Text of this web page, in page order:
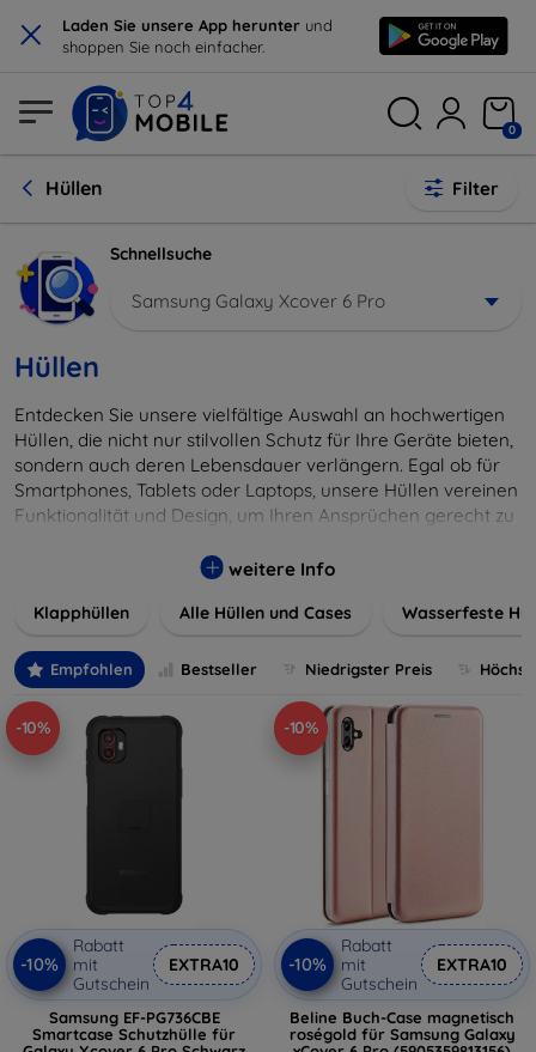
× Laden Sie unsere App herunter und
shoppen Sie noch einfacher.
0
Hüllen Filter
Schnellsuche
Samsung Galaxy Xcover 6 Pro
Hüllen
Entdecken Sie unsere vielfältige Auswahl an hochwertigen
Hüllen, die nicht nur stilvollen Schutz für Ihre Geräte bieten,
sondern auch deren Lebensdauer verlängern. Egal ob für
Smartphones, Tablets oder Laptops, unsere Hüllen vereinen
Funktionalität und Design, um Ihren Ansprüchen gerecht zu
Farben, um Ihren persönlichen Stil perfekt zu
weitere Info
Klapphüllen Alle Hüllen und Cases Wasserfeste
Empfohlen Bestseller Niedrigster Preis
-10%
-10%
Rabatt
mit
Gutschein
EXTRA10
Samsung EF-PG736CBE
Smartcase Schutzhülle für
-10%
-10%
Rabatt
mit
Gutschein
EXTRA10
Beline Buch-Case magnetisch
roségold für Samsung Galaxy